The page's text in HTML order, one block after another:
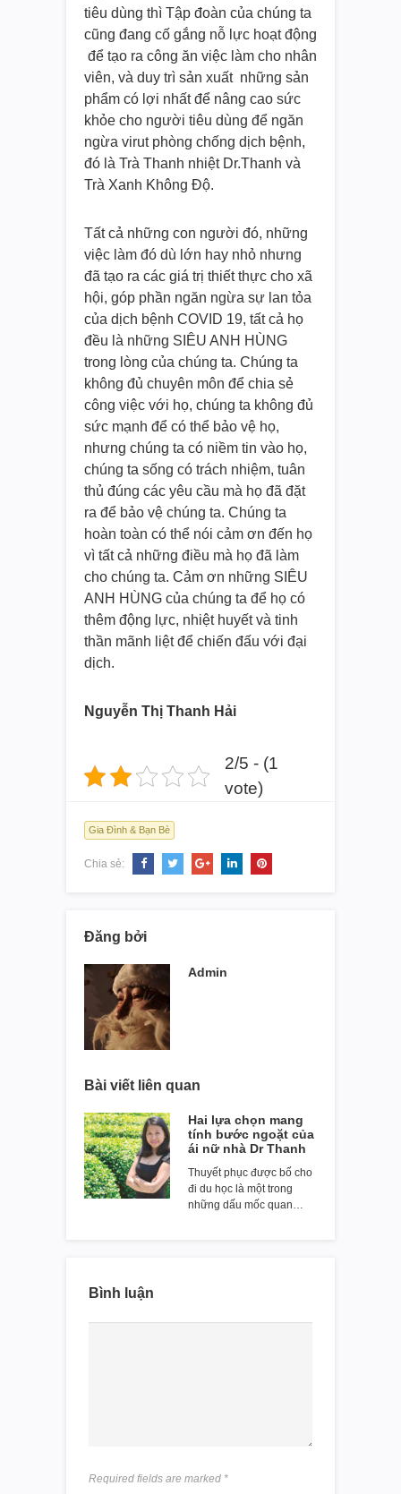
tiêu dùng thì Tập đoàn của chúng ta
cũng đang cố gắng nỗ lực hoạt động
để tạo ra công ăn việc làm cho nhân
viên, và duy trì sản xuất những sản
phẩm có lợi nhất để nâng cao sức
khỏe cho người tiêu dùng để ngăn
ngừa virut phòng chống dịch bệnh,
đó là Trà Thanh nhiệt Dr.Thanh và
Trà Xanh Không Độ.
Tất cả những con người đó, những
việc làm đó dù lớn hay nhỏ nhưng
đã tạo ra các giá trị thiết thực cho xã
hội, góp phần ngăn ngừa sự lan tỏa
của dịch bệnh COVID 19, tất cả họ
đều là những SIÊU ANH HÙNG
trong lòng của chúng ta. Chúng ta
không đủ chuyên môn để chia sẻ
công việc với họ, chúng ta không đủ
sức mạnh để có thể bảo vệ họ,
nhưng chúng ta có niềm tin vào họ,
chúng ta sống có trách nhiệm, tuân
thủ đúng các yêu cầu mà họ đã đặt
ra để bảo vệ chúng ta. Chúng ta
hoàn toàn có thể nói cảm ơn đến họ
vì tất cả những điều mà họ đã làm
cho chúng ta. Cảm ơn những SIÊU
ANH HÙNG của chúng ta để họ có
thêm động lực, nhiệt huyết và tinh
thần mãnh liệt để chiến đấu với đại
dịch.
Nguyễn Thị Thanh Hải
2/5 - (1
vote)
Gia Đình & Bạn Bè
Chia sẻ:
Đăng bởi
Admin
Bài viết liên quan
Hai lựa chọn mang
tính bước ngoặt của
ái nữ nhà Dr Thanh
Thuyết phục được bố cho
đi du học là một trong
những dấu mốc quan…
Bình luận
Required fields are marked *